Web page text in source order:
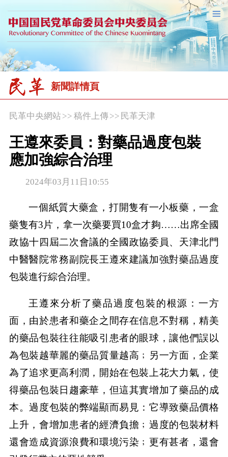
新聞詳情頁
民革中央網站>> 稿件上傳>> 民革天津
王遵來委員：對藥品過度包裝
應加強綜合治理
2024年03月11日10:55
一個紙質大藥盒，打開隻有一小板藥，一盒
藥隻有3片，拿一次藥要買10盒才夠……出席全國
政協十四屆二次會議的全國政協委員、天津北門
中醫醫院常務副院長王遵來建議加強對藥品過度
包裝進行綜合治理。
王遵來分析了藥品過度包裝的根源：一方
面，由於患者和藥企之間存在信息不對稱，精美
的藥品包裝往往能吸引患者的眼球，讓他們誤以
為包裝越華麗的藥品質量越高﹔另一方面，企業
為了追求更高利潤，開始在包裝上花大力氣，使
得藥品包裝日趨豪華，但這其實增加了藥品的成
本。過度包裝的弊端顯而易見：它導致藥品價格
上升，會增加患者的經濟負擔﹔過度的包裝材料
還會造成資源浪費和環境污染﹔更有甚者，還會